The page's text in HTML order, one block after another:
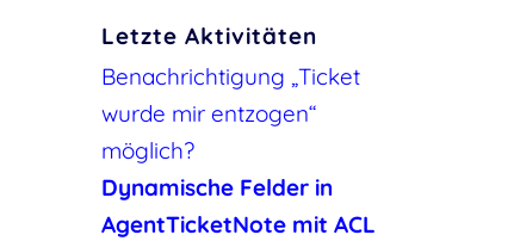
Letzte Aktivitäten
Benachrichtigung „Ticket
wurde mir entzogen“
möglich?
Dynamische Felder in
AgentTicketNote mit ACL